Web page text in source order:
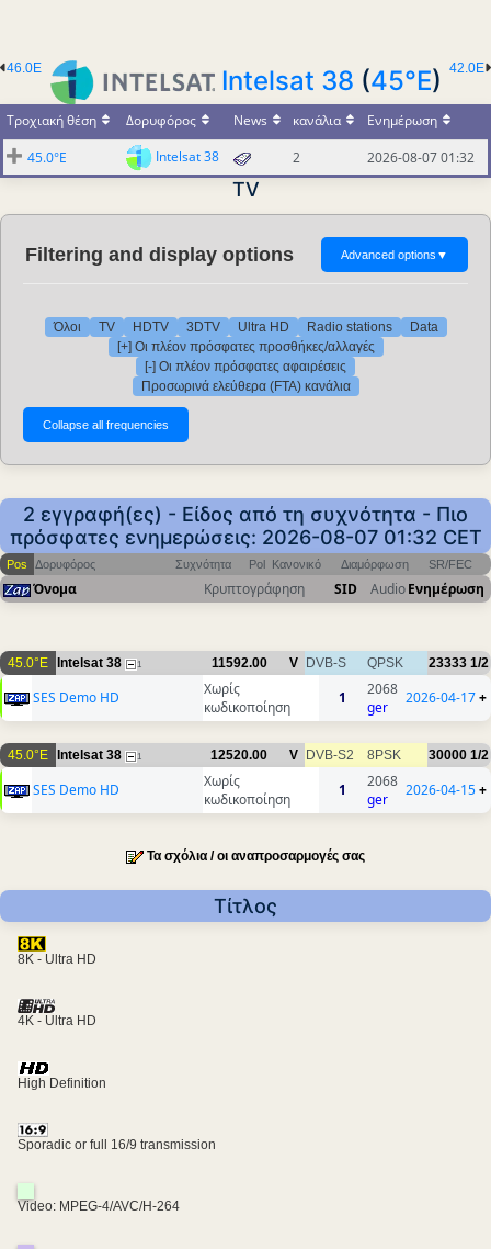
42.0E
46.0E Intelsat 38 (45°E)
Τροχιακή θέση Δορυφόρος News κανάλια
Ενημέρωση
45.0°E
Intelsat 38 2 2026-08-07 01:32
TV
Filtering and display options Advanced options ▼
Όλοι TV HDTV 3DTV Ultra HD Radio stations
Data
[+] Οι πλέον πρόσφατες προσθήκες/αλλαγές
[-] Οι πλέον πρόσφατες αφαιρέσεις
Προσωρινά ελεύθερα (FTA) κανάλια
2 εγγραφή(ες) - Είδος από τη συχνότητα - Πιο
πρόσφατες ενημερώσεις: 2026-08-07 01:32 CET
Pos Δορυφόρος Συχνότητα Pol Κανονικό Διαμόρφωση SR/FEC
Όνομα Κρυπτογράφηση SID AudioΕνημέρωση
45.0°E Intelsat 38 1 11592.00 V DVB-S QPSK 23333 1/2
SES Demo HD
Χωρίς
κωδικοποίηση
1
2068
ger
2026-04-17+
45.0°E Intelsat 38 1 12520.00 V DVB-S2 8PSK 30000 1/2
SES Demo HD
Χωρίς
κωδικοποίηση
1
2068
ger
2026-04-15+
Τα σχόλια / οι αναπροσαρμογές σας
Τίτλος
8K - Ultra HD
4K - Ultra HD
High Definition
Sporadic or full 16/9 transmission
Video: MPEG-4/AVC/H-264